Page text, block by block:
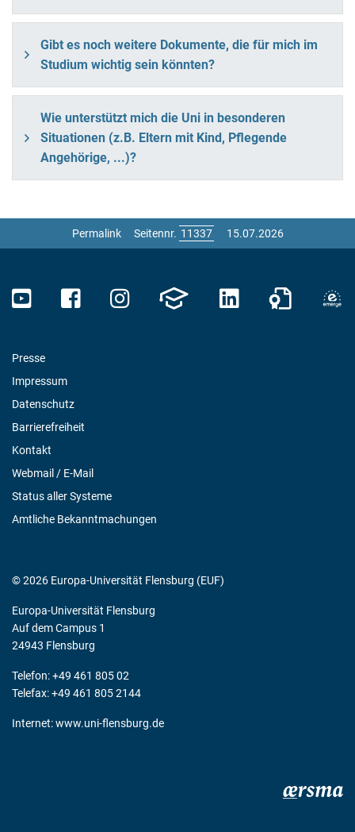
Gibt es noch weitere Dokumente, die für mich im
Studium wichtig sein könnten?
Wie unterstützt mich die Uni in besonderen
Situationen (z.B. Eltern mit Kind, Pflegende
Angehörige, ...)?
Permalink Seitennr. 15.07.2026
Presse
Impressum
Datenschutz
Barrierefreiheit
Kontakt
Webmail / E-Mail
Status aller Systeme
Amtliche Bekanntmachungen
© 2026 Europa-Universität Flensburg (EUF)
Europa-Universität Flensburg
Auf dem Campus 1
24943 Flensburg
Telefon: +49 461 805 02
Telefax: +49 461 805 2144
Internet:www.uni-flensburg.de